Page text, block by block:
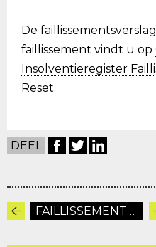
De
faillissement vindt u op
Insolventieregister
Reset.
DEEL
FAILLISSEMENTEN